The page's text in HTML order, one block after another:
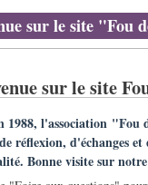
sur le site "Fou
sur le site
1988, l'association
réflexion, d'échanges
Bonne visite sur